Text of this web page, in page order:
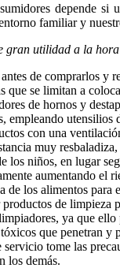
depende
familiar y
gran utilidad a la
de comprarlos y
que se limitan a
de hornos y
empleando
con una
muy
los niños, en lugar
aumentando el
de los alimentos para
de limpieza
ya que
que penetran y
tome las
los demás.